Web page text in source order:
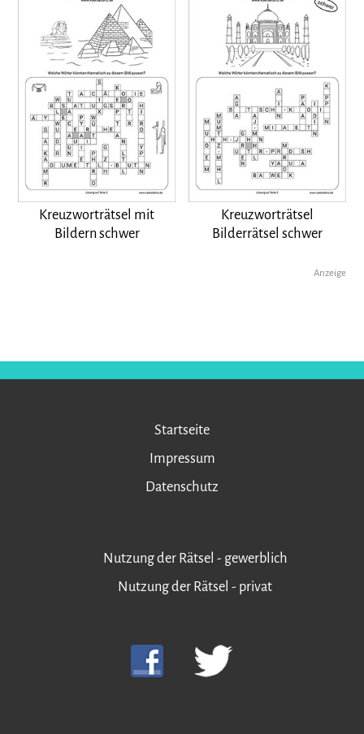
Kreuzworträtsel mit
Bildern schwer
Kreuzworträtsel
Bilderrätsel schwer
Anzeige
Startseite
Impressum
Datenschutz
Nutzung der Rätsel - gewerblich
Nutzung der Rätsel - privat